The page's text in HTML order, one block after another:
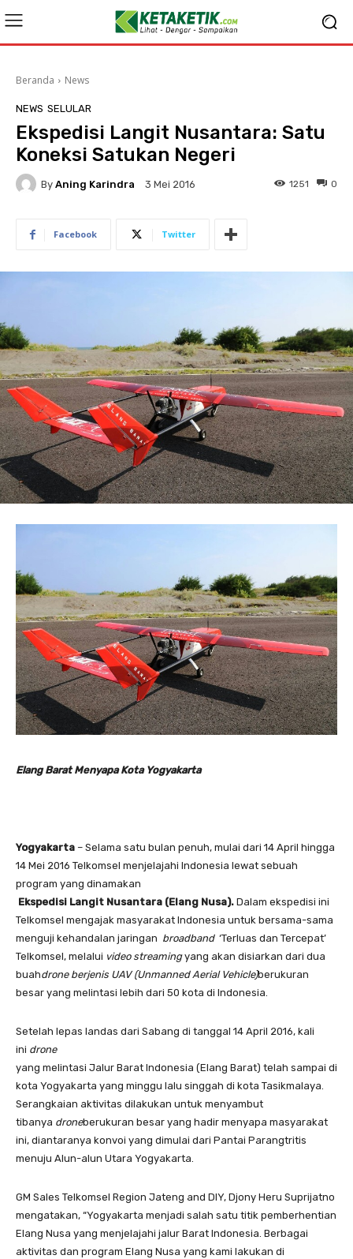
Beranda News
NEWS SELULAR
Ekspedisi Langit Nusantara: Satu
Koneksi Satukan Negeri
By Aning Karindra 3 Mei 2016 0
1251
Facebook Twitter
Elang Barat Menyapa Kota Yogyakarta
Yogyakarta – Selama satu bulan penuh, mulai dari 14 April hingga
14 Mei 2016 Telkomsel menjelajahi Indonesia lewat sebuah
program yang dinamakan
Ekspedisi Langit Nusantara (Elang Nusa). Dalam ekspedisi ini
Telkomsel mengajak masyarakat Indonesia untuk bersama-sama
menguji kehandalan jaringan broadband‘Terluas dan Tercepat’
Telkomsel, melalui video streamingyang akan disiarkan dari dua
buahdrone berjenis UAV (Unmanned Aerial Vehicle)berukuran
besar yang melintasi lebih dari 50 kota di Indonesia.
Setelah lepas landas dari Sabang di tanggal 14 April 2016, kali
ini drone
yang melintasi Jalur Barat Indonesia (Elang Barat) telah sampai di
kota Yogyakarta yang minggu lalu singgah di kota Tasikmalaya.
Serangkaian aktivitas dilakukan untuk menyambut
tibanya droneberukuran besar yang hadir menyapa masyarakat
ini, diantaranya konvoi yang dimulai dari Pantai Parangtritis
menuju Alun-alun Utara Yogyakarta.
GM Sales Telkomsel Region Jateng and DIY, Djony Heru Suprijatno
mengatakan, “Yogyakarta menjadi salah satu titik pemberhentian
Elang Nusa yang menjelajahi jalur Barat Indonesia. Berbagai
aktivitas dan program Elang Nusa yang kami lakukan di